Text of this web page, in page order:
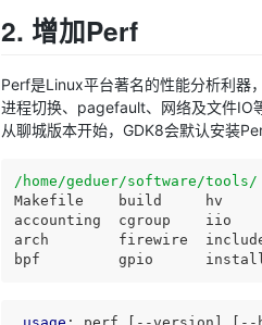
2. 增加Perf
Perf是Linux平台著名的性能分析利器
进程切换、pagefault、网络及文件IO
从聊城版本开始，GDK8会默认安装
/home/geduer/software/tools/
Makefile    build     hv
accounting  cgroup
arch        firewire